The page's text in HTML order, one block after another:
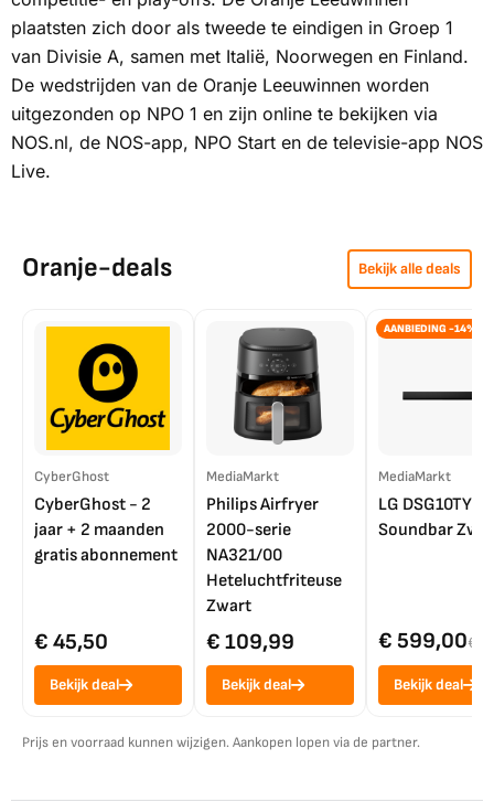
plaatsten zich door als tweede te eindigen in Groep 1
van Divisie A, samen met Italië, Noorwegen en Finland.
De wedstrijden van de Oranje Leeuwinnen worden
uitgezonden op NPO 1 en zijn online te bekijken via
NOS.nl, de NOS-app, NPO Start en de televisie-app NOS
Live.
Oranje-deals Bekijk alle deals
CyberGhost
CyberGhost - 2
jaar + 2 maanden
gratis abonnement
€ 45,50
Bekijk deal
MediaMarkt
Philips Airfryer
2000-serie
NA321/00
Heteluchtfriteuse
Zwart
€ 109,99
Bekijk deal
AANBIEDING -14%
MediaMarkt
LG DSG10TY
Soundbar
€ 599,00€
Bekijk deal
Prijs en voorraad kunnen wijzigen. Aankopen lopen via de partner.